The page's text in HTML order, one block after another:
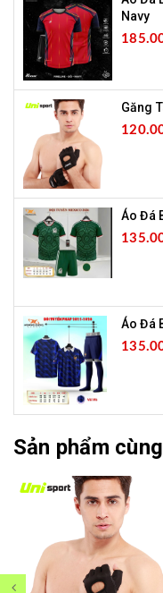
Navy
Găng
Áo Đá
Áo Đá
Sản phẩm